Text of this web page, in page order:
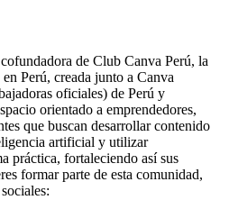
de Club Canva Perú, la
Perú, creada junto a Canva
oficiales) de Perú y
orientado a emprendedores,
que buscan desarrollar contenido
artificial y utilizar
práctica, fortaleciendo así sus
formar parte de esta comunidad,